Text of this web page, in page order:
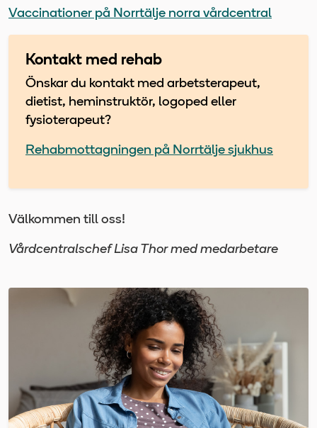
Vaccinationer på Norrtälje norra vårdcentral
Kontakt med rehab
Önskar du kontakt med arbetsterapeut,
dietist, heminstruktör, logoped eller
fysioterapeut?
Rehabmottagningen på Norrtälje sjukhus
Välkommen till oss!
Vårdcentralschef Lisa Thor med medarbetare